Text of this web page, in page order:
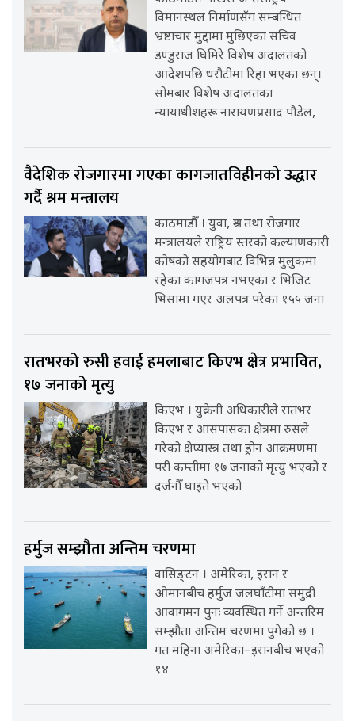
विमानस्थल निर्माणसँग सम्बन्धित
भ्रष्टाचार मुद्दामा मुछिएका सचिव
डण्डुराज घिमिरे विशेष अदालतको
आदेशपछि धरौटीमा रिहा भएका छन्।
सोमबार विशेष अदालतका
न्यायाधीशहरू नारायणप्रसाद पौडेल,
वैदेशिक रोजगारमा गएका कागजातविहीनको उद्धार
गर्दै श्रम मन्त्रालय
काठमाडौँ । युवा, श्रम तथा रोजगार
मन्त्रालयले राष्ट्रिय स्तरको कल्याणकारी
कोषको सहयोगबाट विभिन्न मुलुकमा
रहेका कागजपत्र नभएका र भिजिट
भिसामा गएर अलपत्र परेका १५५ जना
रातभरको रुसी हवाई हमलाबाट किएभ क्षेत्र प्रभावित,
१७ जनाको मृत्यु
किएभ । युक्रेनी अधिकारीले रातभर
किएभ र आसपासका क्षेत्रमा रुसले
गरेको क्षेप्यास्त्र तथा ड्रोन आक्रमणमा
परी कम्तीमा १७ जनाको मृत्यु भएको र
दर्जनौँ घाइते भएको
हर्मुज सम्झौता अन्तिम चरणमा
वासिङ्टन । अमेरिका, इरान र
ओमानबीच हर्मुज जलघाँटीमा समुद्री
आवागमन पुनः व्यवस्थित गर्ने अन्तरिम
सम्झौता अन्तिम चरणमा पुगेको छ ।
गत महिना अमेरिका–इरानबीच भएको
१४